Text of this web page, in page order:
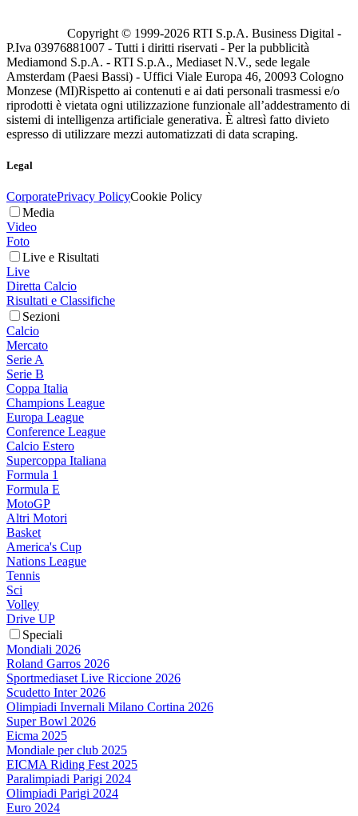
Copyright © 1999-2026 RTI S.p.A. Business Digital -
P.Iva 03976881007 - Tutti i diritti riservati - Per la pubblicità
Mediamond S.p.A. - RTI S.p.A., Mediaset N.V., sede legale
Amsterdam (Paesi Bassi) - Uffici Viale Europa 46, 20093 Cologno
Monzese (MI)Rispetto ai contenuti e ai dati personali trasmessi e/o
riprodotti è vietata ogni utilizzazione funzionale all’addestramento di
sistemi di intelligenza artificiale generativa. È altresì fatto divieto
espresso di utilizzare mezzi automatizzati di data scraping.
Legal
CorporatePrivacy PolicyCookie Policy
Media
Video
Foto
Live e Risultati
Live
Diretta Calcio
Risultati e Classifiche
Sezioni
Calcio
Mercato
Serie A
Serie B
Coppa Italia
Champions League
Europa League
Conference League
Calcio Estero
Supercoppa Italiana
Formula 1
Formula E
MotoGP
Altri Motori
Basket
America's Cup
Nations League
Tennis
Sci
Volley
Drive UP
Speciali
Mondiali 2026
Roland Garros 2026
Sportmediaset Live Riccione 2026
Scudetto Inter 2026
Olimpiadi Invernali Milano Cortina 2026
Super Bowl 2026
Eicma 2025
Mondiale per club 2025
EICMA Riding Fest 2025
Paralimpiadi Parigi 2024
Olimpiadi Parigi 2024
Euro 2024